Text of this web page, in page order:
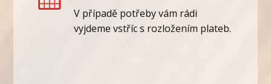
V případě potřeby vám rádi
vyjdeme vstříc s rozložením plateb.